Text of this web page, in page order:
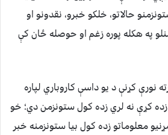
حالاتو، خلکو خبرو، نقدونو او
په هکله پوره زغم او حوصله ځان کې
نورې کړنې د یو داسې کاروباري لپاره
کړې نه لري زده کول ستونزمن دي؛ خو
معلوماتو زده کول بیا ستونزمنه خبر